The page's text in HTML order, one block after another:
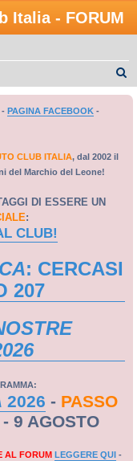
Italia - FORUM
PAGINA FACEBOOK-
CLUB ITALIA, dal 2002 il
del Marchio del Leone!
DI ESSERE UN
:
CLUB!
: CERCASI
207
2026 - PASSO
- 9 AGOSTO
AL FORUM LEGGERE QUI -